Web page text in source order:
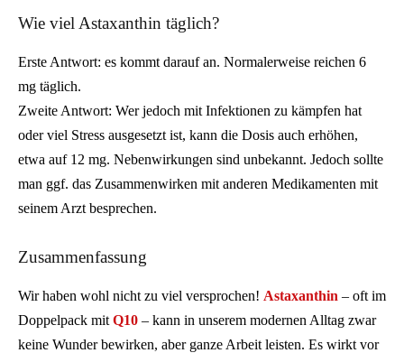
Wie viel Astaxanthin täglich?
Erste Antwort: es kommt darauf an. Normalerweise reichen 6
mg täglich.
Zweite Antwort: Wer jedoch mit Infektionen zu kämpfen hat
oder viel Stress ausgesetzt ist, kann die Dosis auch erhöhen,
etwa auf 12 mg. Nebenwirkungen sind unbekannt. Jedoch sollte
man ggf. das Zusammenwirken mit anderen Medikamenten mit
seinem Arzt besprechen.
Zusammenfassung
Wir haben wohl nicht zu viel versprochen! Astaxanthin – oft im
Doppelpack mit Q10 – kann in unserem modernen Alltag zwar
keine Wunder bewirken, aber ganze Arbeit leisten. Es wirkt vor